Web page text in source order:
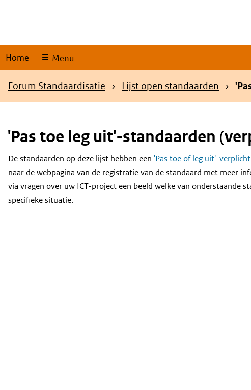
Home Menu
Kruimelpad
Forum Standaardisatie Lijst open standaarden
'Pas toe leg uit'-standaarden
Content
De standaarden op deze lijst hebben een 'Pas toe of leg uit'-
naar de webpagina van de registratie van de standaard met meer
via vragen over uw ICT-project een beeld welke van onderstaande
specifieke situatie.